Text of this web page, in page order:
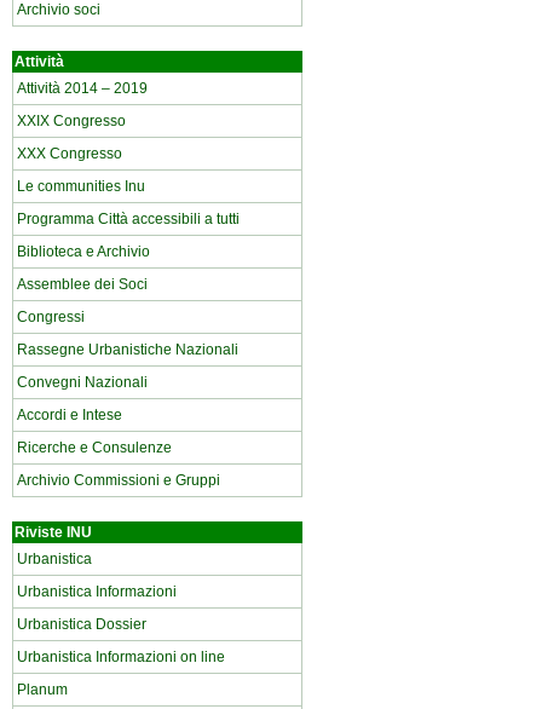
Archivio soci
Attività
Attività 2014 – 2019
XXIX Congresso
XXX Congresso
Le communities Inu
Programma Città accessibili a tutti
Biblioteca e Archivio
Assemblee dei Soci
Congressi
Rassegne Urbanistiche Nazionali
Convegni Nazionali
Accordi e Intese
Ricerche e Consulenze
Archivio Commissioni e Gruppi
Riviste INU
Urbanistica
Urbanistica Informazioni
Urbanistica Dossier
Urbanistica Informazioni on line
Planum